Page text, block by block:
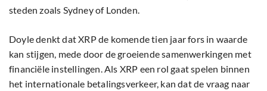
steden zoals Sydney of Londen.
Doyle denkt dat XRP de komende tien jaar fors in waarde
kan stijgen, mede door de groeiende samenwerkingen met
financiële instellingen. Als XRP een rol gaat spelen binnen
het internationale betalingsverkeer, kan dat de vraag naar